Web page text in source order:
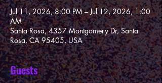
Jul 11, 2026, 8:00 PM – Jul 12, 2026, 1:00
AM
Santa Rosa, 4357 Montgomery Dr, Santa
Rosa, CA 95405, USA
Guests